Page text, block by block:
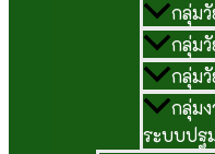
กลุ่ม
กลุ่ม
กลุ่มวั
กลุ่ม
ระบบปฐ